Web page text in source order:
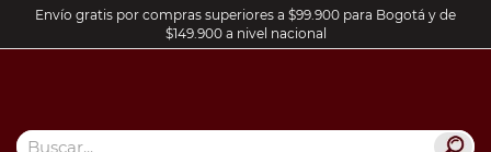
Envío gratis por compras superiores a $99.900 para Bogotá y de
$149.900 a nivel nacional